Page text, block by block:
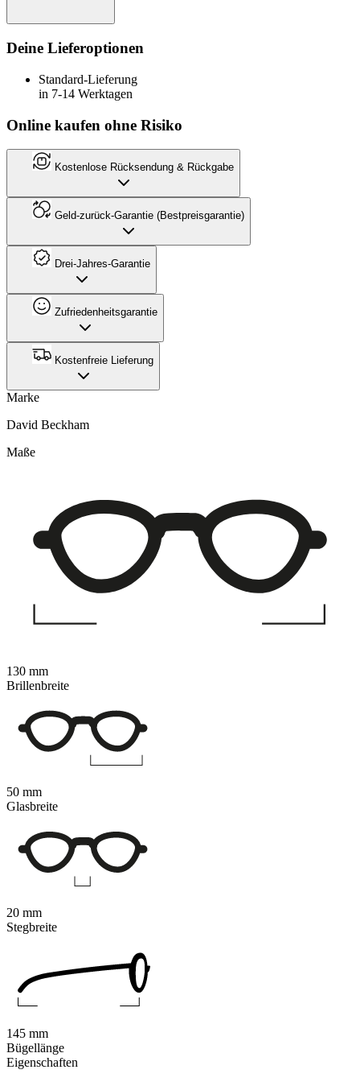
Deine Lieferoptionen
Standard-Lieferung
in 7-14 Werktagen
Online kaufen ohne Risiko
Kostenlose Rücksendung & Rückgabe
Geld-zurück-Garantie (Bestpreisgarantie)
Drei-Jahres-Garantie
Zufriedenheitsgarantie
Kostenfreie Lieferung
Marke
David Beckham
Eigenschaften
Maße
130 mm
Brillenbreite
50 mm
Glasbreite
20 mm
Stegbreite
145 mm
Bügellänge